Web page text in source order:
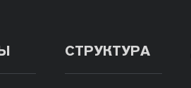
СТРУКТУРА